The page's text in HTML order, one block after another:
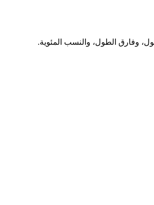
وفارق الطول، والنسب المئوية.